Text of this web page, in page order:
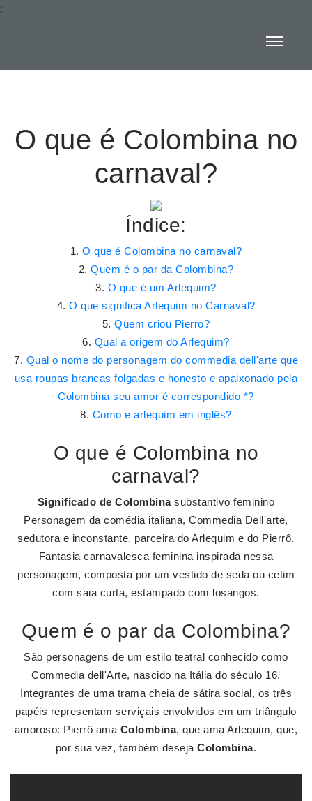
:
O que é Colombina no
carnaval?
Índice:
O que é Colombina no carnaval?
Quem é o par da Colombina?
O que é um Arlequim?
O que significa Arlequim no Carnaval?
Quem criou Pierro?
Qual a origem do Arlequim?
Qual o nome do personagem do commedia dell'arte que
usa roupas brancas folgadas e honesto e apaixonado pela
Colombina seu amor é correspondido *?
Como e arlequim em inglês?
O que é Colombina no
carnaval?
Significado de Colombinasubstantivo feminino
Personagem da comédia italiana, Commedia Dell'arte,
sedutora e inconstante, parceira do Arlequim e do Pierrô.
Fantasia carnavalesca feminina inspirada nessa
personagem, composta por um vestido de seda ou cetim
com saia curta, estampado com losangos.
Quem é o par da Colombina?
São personagens de um estilo teatral conhecido como
Commedia dell'Arte, nascido na Itália do século 16.
Integrantes de uma trama cheia de sátira social, os três
papéis representam serviçais envolvidos em um triângulo
amoroso: Pierrô ama Colombina, que ama Arlequim, que,
por sua vez, também desejaColombina.